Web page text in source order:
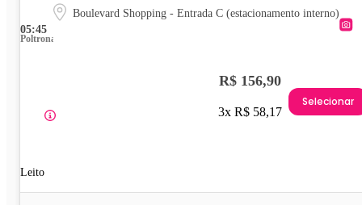
05:45
Boulevard Shopping - Entrada C (estacionamento interno)
Poltrona
Leito
R$ 156,90
3x R$ 58,17
Selecionar